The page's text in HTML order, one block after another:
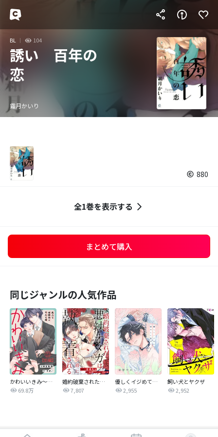
BL 104
誘い 百年の
恋
霜月かいり
880
全1巻を表示する
まとめて購入
同じジャンルの人気作品
かわいいきみ～美人な幼馴染と平凡な僕～
69.8万
婚約破棄された悪辣オメガは義兄公爵に執着される 【連載版】
7,807
優しくイジめて溶かして混ぜて
2,955
飼い犬とヤクザ
2,952